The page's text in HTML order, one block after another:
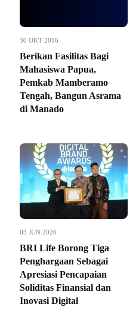
30 OKT 2016
Berikan Fasilitas Bagi
Mahasiswa Papua,
Pemkab Mamberamo
Tengah, Bangun Asrama
di Manado
03 JUN 2026
BRI Life Borong Tiga
Penghargaan Sebagai
Apresiasi Pencapaian
Soliditas Finansial dan
Inovasi Digital